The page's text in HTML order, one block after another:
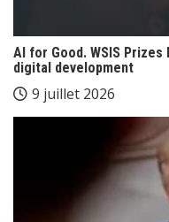
AI for Good. WSIS
digital development
9 juillet 2026